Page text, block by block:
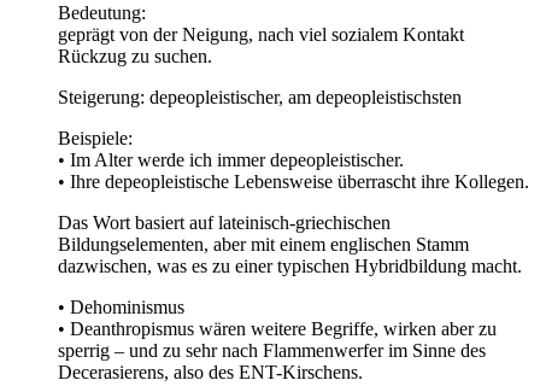
Bedeutung:
geprägt von der Neigung, nach viel sozialem Kontakt
Rückzug zu suchen.
Steigerung: depeopleistischer, am depeopleistischsten
Beispiele:
• Im Alter werde ich immer depeopleistischer.
• Ihre depeopleistische Lebensweise überrascht ihre Kollegen.
Das Wort basiert auf lateinisch-griechischen
Bildungselementen, aber mit einem englischen Stamm
dazwischen, was es zu einer typischen Hybridbildung macht.
• Dehominismus
• Deanthropismus wären weitere Begriffe, wirken aber zu
sperrig – und zu sehr nach Flammenwerfer im Sinne des
Decerasierens, also des ENT-Kirschens.